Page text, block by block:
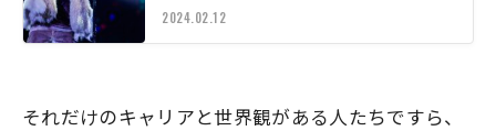
2024.02.12
それだけのキャリアと世界観がある人たちですら、